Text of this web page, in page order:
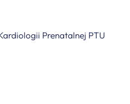
Prenatalnej PTU